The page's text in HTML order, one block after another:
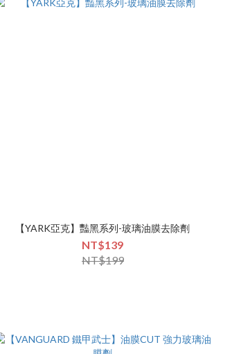
【YARK亞克】豔黑系列-玻璃油膜去除劑
NT$139
NT$199